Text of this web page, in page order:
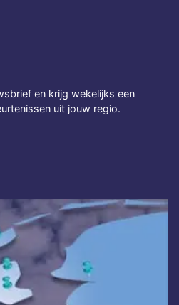
en krijg wekelijks een
uit jouw regio.